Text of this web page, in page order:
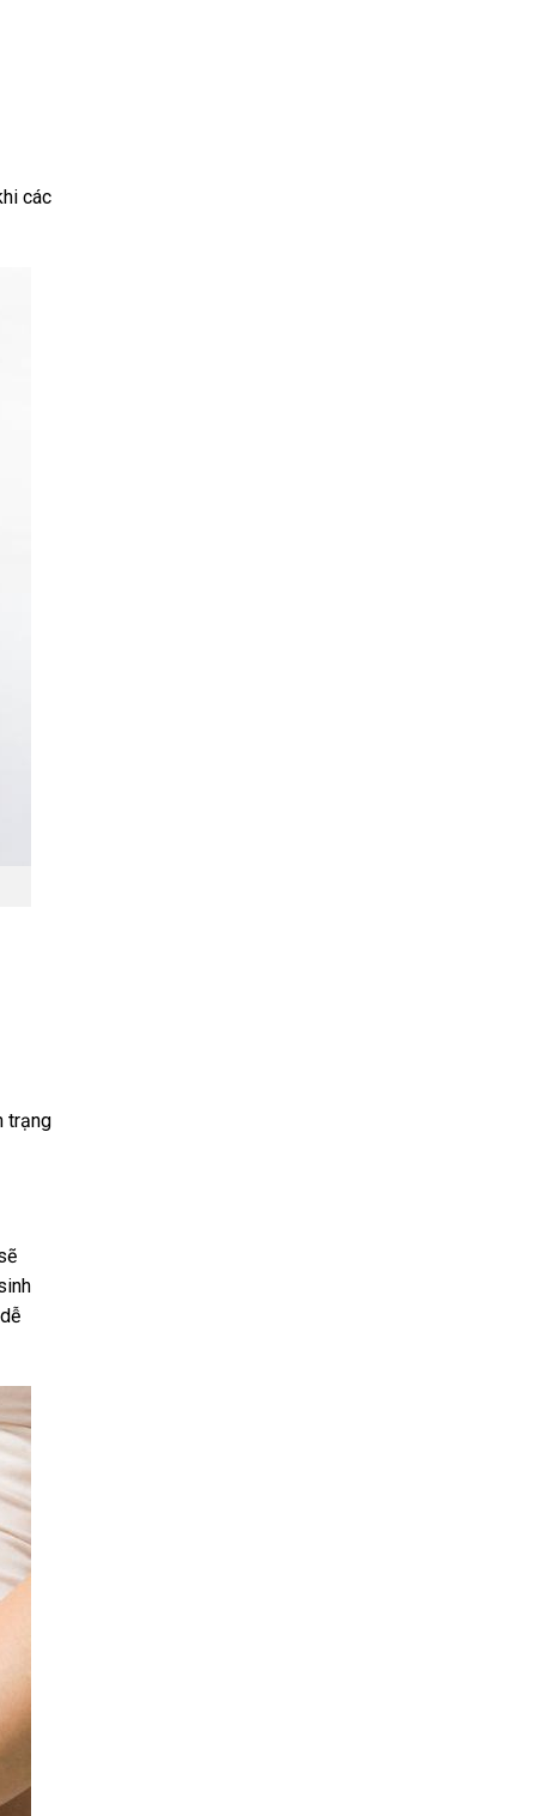
các
trạng